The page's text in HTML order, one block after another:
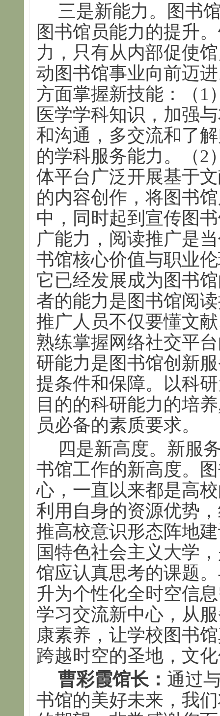
三是新能力。图书
图书馆员能力的提升
力，只有从内部促使
动图书馆事业向前迈
方面掌握新技能：（1
医学学科知识，加强
和沟通，多交流和了
的学科服务能力。（2
体平台广泛开展基于
的内容创作，将图书
中，同时起到宣传图
广能力，阅读推广是
书馆核心价值与职业
它已经发展成为图书
者的能力是图书馆阅
推广人员不仅要懂文
熟练掌握网络社交平
研能力是图书馆创新
提条件和保障。以科
目的的科研能力的培
员必备的素质要求。
四是新高度。新服
书馆工作的新高度。
心，一直以来都是高
利用自身的资源优势
推高校意识形态阵地
国特色社会主义大学
馆应认真思考的课题
升为个性化全时空信
学习交流新中心，从
康素养，让学校图书
跨越时空的圣地，文
曹彩霞馆长： 通过
书馆的美好未来，我